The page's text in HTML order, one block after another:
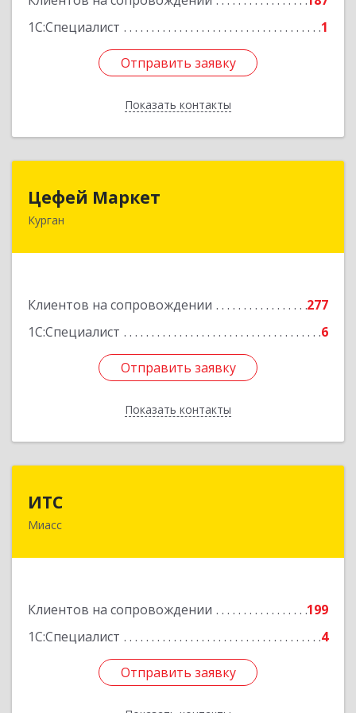
1С:Специалист
1
Отправить заявку
Показать контакты
Отправить заявку
Назад
Цефей Маркет
Курган
Клиентов на сопровождении
277
1С:Специалист
6
Отправить заявку
Показать контакты
640002, Курганская обл, Курган г, М.Горького
Отправить заявку
Назад
ИТС
Миасс
Клиентов на сопровождении
199
1С:Специалист
4
Отправить заявку
456300, Челябинская обл, Миасс г, Романенко
Отправить заявку